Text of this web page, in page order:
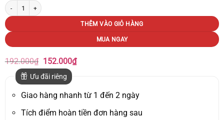
Bao chìa khóa, Ốp khóa CARBON xe Chevrolet Cruze, Spark, lacetti vân cacbon
THÊM VÀO GIỎ HÀNG
MUA NGAY
192.000₫ Giá
gốc
là:
192.000₫.
152.000₫Giá
152.000₫.
Ưu đãi riêng
Giao hàng nhanh từ 1 đến 2 ngày
Tích điểm hoàn tiền đơn hàng sau